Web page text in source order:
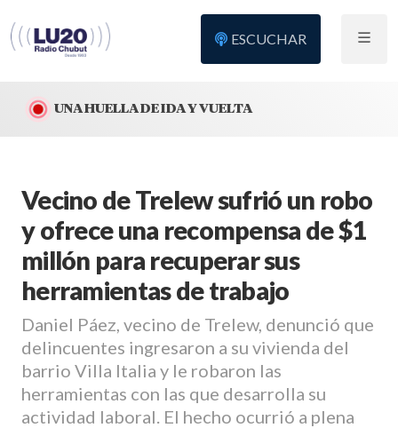
ESCUCHAR
UNA HUELLA DE IDA Y VUELTA
Vecino de Trelew sufrió un robo
y ofrece una recompensa de $1
millón para recuperar sus
herramientas de trabajo
Daniel Páez, vecino de Trelew, denunció que
delincuentes ingresaron a su vivienda del
barrio Villa Italia y le robaron las
herramientas con las que desarrolla su
actividad laboral. El hecho ocurrió a plena